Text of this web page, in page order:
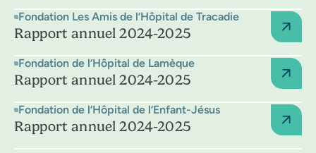
Fondation Les Amis de l’Hôpital de Tracadie
Rapport annuel 2024-2025
Fondation de l’Hôpital de Lamèque
Rapport annuel 2024-2025
Fondation de l’Hôpital de l’Enfant-Jésus
Rapport annuel 2024-2025